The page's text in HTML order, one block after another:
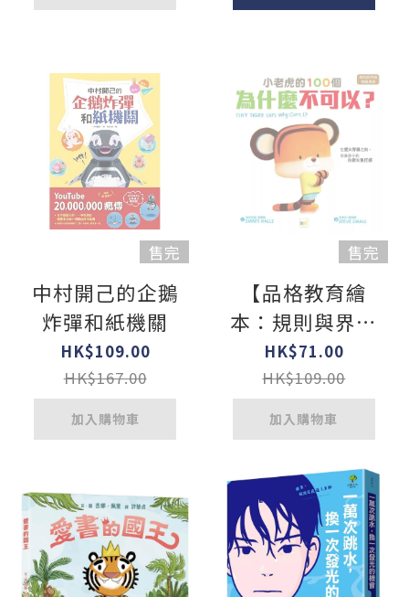
售完
中村開己的企鵝
炸彈和紙機關
HK$109.00
HK$167.00
加入購物車
售完
【品格教育繪
本：規則與界線
／情緒溝通】 小
老虎的100個為
什麼不可以？
──在愛與界線
之間，培養孩子
的自律與責任感
HK$71.00
HK$109.00
加入購物車